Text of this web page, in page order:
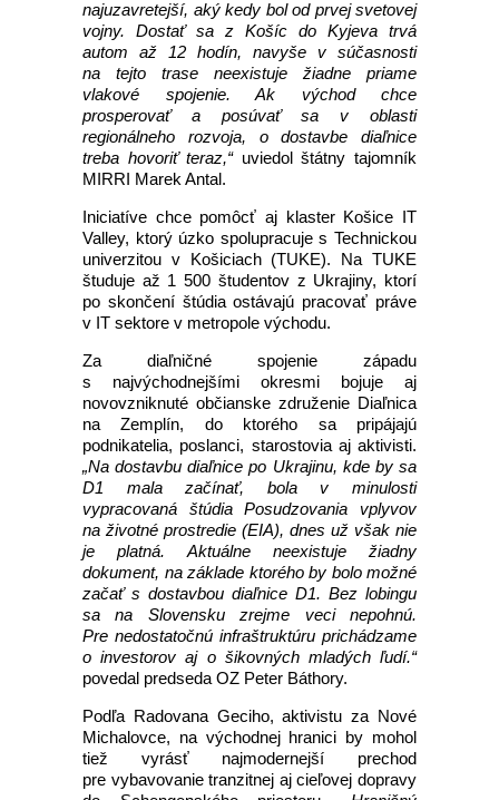
najuzavretejší, aký kedy bol od prvej svetovej
vojny. Dostať sa z Košíc do Kyjeva trvá
autom až 12 hodín, navyše v súčasnosti
na tejto trase neexistuje žiadne priame
vlakové spojenie. Ak východ chce
prosperovať a posúvať sa v oblasti
regionálneho rozvoja, o dostavbe diaľnice
treba hovoriť teraz,“uviedol štátny tajomník
MIRRI Marek Antal.
Iniciatíve chce pomôcť aj klaster Košice IT
Valley, ktorý úzko spolupracuje s Technickou
univerzitou v Košiciach (TUKE). Na TUKE
študuje až 1 500 študentov z Ukrajiny, ktorí
po skončení štúdia ostávajú pracovať práve
v IT sektore v metropole východu.
Za diaľničné spojenie západu
s najvýchodnejšími okresmi bojuje aj
novovzniknuté občianske združenie Diaľnica
na Zemplín, do ktorého sa pripájajú
podnikatelia, poslanci, starostovia aj aktivisti.
„Na dostavbu diaľnice po Ukrajinu, kde by sa
D1 mala začínať, bola v minulosti
vypracovaná štúdia Posudzovania vplyvov
na životné prostredie (EIA), dnes už však nie
je platná. Aktuálne neexistuje žiadny
dokument, na základe ktorého by bolo možné
začať s dostavbou diaľnice D1. Bez lobingu
sa na Slovensku zrejme veci nepohnú.
Pre nedostatočnú infraštruktúru prichádzame
o investorov aj o šikovných mladých ľudí.“
povedal predseda OZ Peter Báthory.
Podľa Radovana Geciho, aktivistu za Nové
Michalovce, na východnej hranici by mohol
tiež vyrásť najmodernejší prechod
pre vybavovanie tranzitnej aj cieľovej dopravy